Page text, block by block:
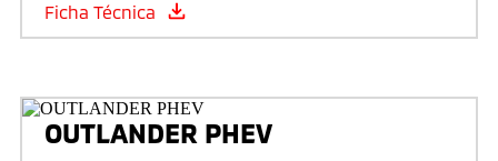
Ficha Técnica
OUTLANDER PHEV